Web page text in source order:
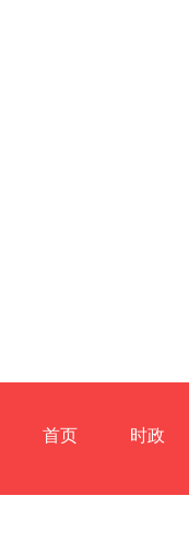
首页 时政